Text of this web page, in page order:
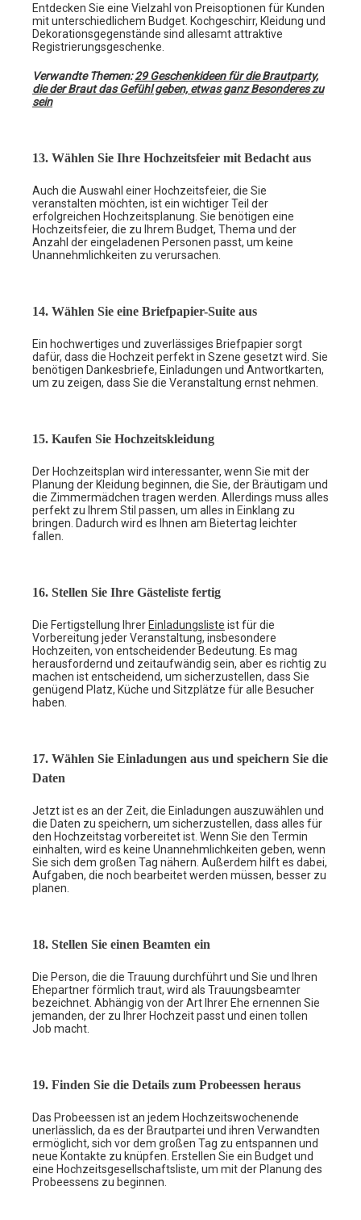
Entdecken Sie eine Vielzahl von Preisoptionen für Kunden
mit unterschiedlichem Budget. Kochgeschirr, Kleidung und
Dekorationsgegenstände sind allesamt attraktive
Registrierungsgeschenke.
Verwandte Themen: 29 Geschenkideen für die Brautparty,
die der Braut das Gefühl geben, etwas ganz Besonderes zu
sein
13. Wählen Sie Ihre Hochzeitsfeier mit Bedacht aus
Auch die Auswahl einer Hochzeitsfeier, die Sie
veranstalten möchten, ist ein wichtiger Teil der
erfolgreichen Hochzeitsplanung. Sie benötigen eine
Hochzeitsfeier, die zu Ihrem Budget, Thema und der
Anzahl der eingeladenen Personen passt, um keine
Unannehmlichkeiten zu verursachen.
14. Wählen Sie eine Briefpapier-Suite aus
Ein hochwertiges und zuverlässiges Briefpapier sorgt
dafür, dass die Hochzeit perfekt in Szene gesetzt wird. Sie
benötigen Dankesbriefe, Einladungen und Antwortkarten,
um zu zeigen, dass Sie die Veranstaltung ernst nehmen.
15. Kaufen Sie Hochzeitskleidung
Der Hochzeitsplan wird interessanter, wenn Sie mit der
Planung der Kleidung beginnen, die Sie, der Bräutigam und
die Zimmermädchen tragen werden. Allerdings muss alles
perfekt zu Ihrem Stil passen, um alles in Einklang zu
bringen. Dadurch wird es Ihnen am Bietertag leichter
fallen.
16. Stellen Sie Ihre Gästeliste fertig
Die Fertigstellung Ihrer Einladungsliste ist für die
Vorbereitung jeder Veranstaltung, insbesondere
Hochzeiten, von entscheidender Bedeutung. Es mag
herausfordernd und zeitaufwändig sein, aber es richtig zu
machen ist entscheidend, um sicherzustellen, dass Sie
genügend Platz, Küche und Sitzplätze für alle Besucher
haben.
17. Wählen Sie Einladungen aus und speichern Sie die
Daten
Jetzt ist es an der Zeit, die Einladungen auszuwählen und
die Daten zu speichern, um sicherzustellen, dass alles für
den Hochzeitstag vorbereitet ist. Wenn Sie den Termin
einhalten, wird es keine Unannehmlichkeiten geben, wenn
Sie sich dem großen Tag nähern. Außerdem hilft es dabei,
Aufgaben, die noch bearbeitet werden müssen, besser zu
planen.
18. Stellen Sie einen Beamten ein
Die Person, die die Trauung durchführt und Sie und Ihren
Ehepartner förmlich traut, wird als Trauungsbeamter
bezeichnet. Abhängig von der Art Ihrer Ehe ernennen Sie
jemanden, der zu Ihrer Hochzeit passt und einen tollen
Job macht.
19. Finden Sie die Details zum Probeessen heraus
Das Probeessen ist an jedem Hochzeitswochenende
unerlässlich, da es der Brautpartei und ihren Verwandten
ermöglicht, sich vor dem großen Tag zu entspannen und
neue Kontakte zu knüpfen. Erstellen Sie ein Budget und
eine Hochzeitsgesellschaftsliste, um mit der Planung des
Probeessens zu beginnen.